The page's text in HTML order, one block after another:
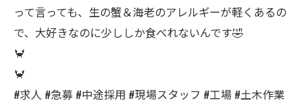
って言っても、生の蟹＆海老のアレルギーが軽くあるの
で、大好きなのに少ししか食べれないんです🤣
🦀
🦀
#求人 #急募 #中途採用 #現場スタッフ #工場 #土木作業